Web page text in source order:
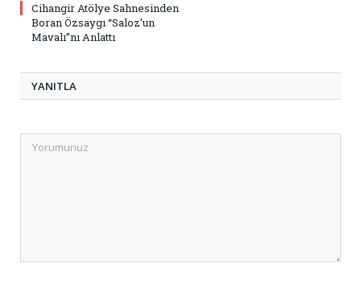
Cihangir Atölye Sahnesinden
Boran Özsaygı “Saloz’un
Mavalı”nı Anlattı
YANITLA